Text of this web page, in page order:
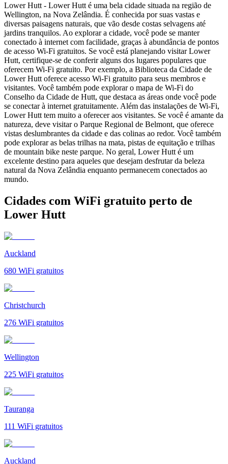
Lower Hutt - Lower Hutt é uma bela cidade situada na região de
Wellington, na Nova Zelândia. É conhecida por suas vastas e
diversas paisagens naturais, que vão desde costas selvagens até
jardins tranquilos. Ao explorar a cidade, você pode se manter
conectado à internet com facilidade, graças à abundância de pontos
de acesso Wi-Fi gratuitos. Se você está planejando visitar Lower
Hutt, certifique-se de conferir alguns dos lugares populares que
oferecem Wi-Fi gratuito. Por exemplo, a Biblioteca da Cidade de
Lower Hutt oferece acesso Wi-Fi gratuito para seus membros e
visitantes. Você também pode explorar o mapa de Wi-Fi do
Conselho da Cidade de Hutt, que destaca as áreas onde você pode
se conectar à internet gratuitamente. Além das instalações de Wi-Fi,
Lower Hutt tem muito a oferecer aos visitantes. Se você é amante da
natureza, deve visitar o Parque Regional de Belmont, que oferece
vistas deslumbrantes da cidade e das colinas ao redor. Você também
pode explorar as belas trilhas na mata, pistas de equitação e trilhas
de mountain bike neste parque. No geral, Lower Hutt é um
excelente destino para aqueles que desejam desfrutar da beleza
natural da Nova Zelândia enquanto permanecem conectados ao
mundo.
Cidades com WiFi gratuito perto de
Lower Hutt
Auckland
680 WiFi gratuitos
Christchurch
276 WiFi gratuitos
Wellington
225 WiFi gratuitos
Tauranga
111 WiFi gratuitos
Auckland